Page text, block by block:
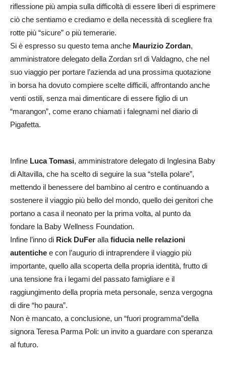
riflessione più ampia sulla difficoltà di essere liberi di esprimere
ciò che sentiamo e crediamo e della necessità di scegliere fra
rotte più “sicure” o più temerarie.
Si è espresso su questo tema anche Maurizio Zordan,
amministratore delegato della Zordan srl di Valdagno, che nel
suo viaggio per portare l’azienda ad una prossima quotazione
in borsa ha dovuto compiere scelte difficili, affrontando anche
venti ostili, senza mai dimenticare di essere figlio di un
“marangon”, come erano chiamati i falegnami nel diario di
Pigafetta.
Infine Luca Tomasi, amministratore delegato di Inglesina Baby
di Altavilla, che ha scelto di seguire la sua “stella polare”,
mettendo il benessere del bambino al centro e continuando a
sostenere il viaggio più bello del mondo, quello dei genitori che
portano a casa il neonato per la prima volta, al punto da
fondare la Baby Wellness Foundation.
Infine l’inno di Rick DuFer alla fiducia nelle relazioni
autentiche e con l’augurio di intraprendere il viaggio più
importante, quello alla scoperta della propria identità, frutto di
una tensione fra i legami del passato famigliare e il
raggiungimento della propria meta personale, senza vergogna
di dire “ho paura”.
Non è mancato, a conclusione, un “fuori programma”della
signora Teresa Parma Poli: un invito a guardare con speranza
al futuro.